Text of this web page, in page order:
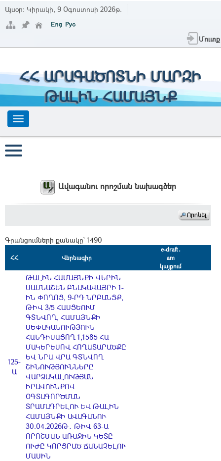
Այսօր: Կիրակի, 9 Օգոստոսի 2026թ.
Մուտք
ՀՀ ԱՐԱԳԱԾՈՏՆԻ ՄԱՐԶԻ
ԹԱԼԻՆ ՀԱՄԱՅՆՔ
Ավագանու որոշման նախագծեր
Գրանցումների քանակը` 1490
ՀՀ Վերնագիր
e-draft․
am
կայքում
125-
Ա
ԹԱԼԻՆ ՀԱՄԱՅՆՔԻ ՎԵՐԻՆ
ՍԱՍՆԱՇԵՆ ԲՆԱԿԱՎԱՅՐԻ 1-
ԻՆ ՓՈՂՈՑ, 9-ՐԴ ՆՐԲԱՆՑՔ,
ԹԻՎ 3/5 ՀԱՍՑԵՈՒՄ
ԳՏՆՎՈՂ, ՀԱՄԱՅՆՔԻ
ՍԵՓԱԿԱՆՈՒԹՅՈՒՆ
ՀԱՆԴԻՍԱՑՈՂ 1,1585 ՀԱ
ՄԱԿԵՐԵՍՈՎ ՀՈՂԱՏԱՐԱԾՔԸ
ԵՎ ՆՐԱ ՎՐԱ ԳՏՆՎՈՂ
ՇԻՆՈՒԹՅՈՒՆՆԵՐԸ
ՎԱՐՁԱԿԱԼՈՒԹՅԱՆ
ԻՐԱՎՈՒՆՔՈՎ
ՕԳՏԱԳՈՐԾՄԱՆ
ՏՐԱՄԱԴՐԵԼՈՒ ԵՎ ԹԱԼԻՆ
ՀԱՄԱՅՆՔԻ ԱՎԱԳԱՆՈՒ
30.04.2026Թ․ ԹԻՎ 63-Ա
ՈՐՈՇՄԱՆ ԱՌԱՋԻՆ ԿԵՏԸ
ՈՒԺԸ ԿՈՐՑՐԱԾ ՃԱՆԱՉԵԼՈՒ
ՄԱՍԻՆ